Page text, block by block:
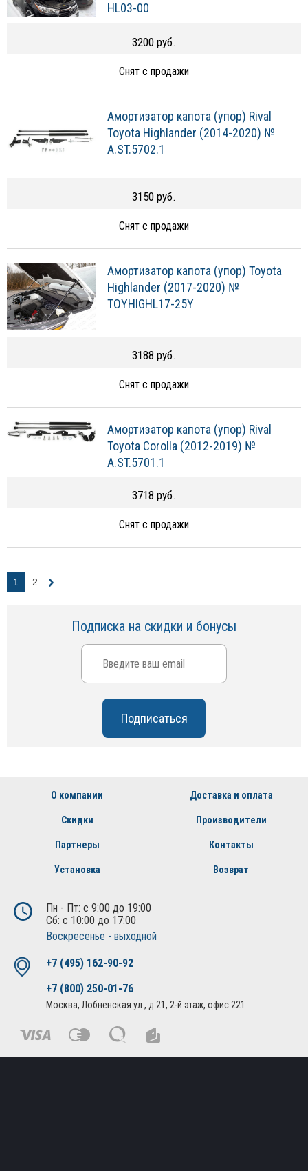
HL03-00
3200 руб.
Снят с продажи
Амортизатор капота (упор) Rival
Toyota Highlander (2014-2020) №
A.ST.5702.1
3150 руб.
Снят с продажи
Амортизатор капота (упор) Toyota
Highlander (2017-2020) №
TOYHIGHL17-25Y
3188 руб.
Снят с продажи
Амортизатор капота (упор) Rival
Toyota Corolla (2012-2019) №
A.ST.5701.1
3718 руб.
Снят с продажи
1 2
Подписка на скидки и бонусы
О компании Доставка и оплата
Скидки Производители
Партнеры Контакты
Установка Возврат
Пн - Пт: с 9:00 до 19:00
Сб: с 10:00 до 17:00
Воскресенье - выходной
+7 (495) 162-90-92
+7 (800) 250-01-76
Москва, Лобненская ул., д.21, 2-й этаж, офис 221